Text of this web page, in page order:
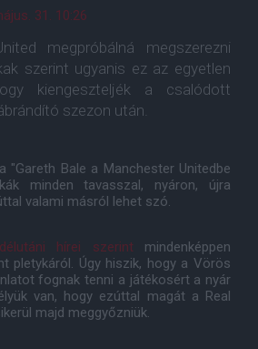
31. 10:26
megpróbálná megszerezni
szerint ugyanis ez az egyetlen
kiengeszteljék a csalódott
szezon után.
"Gareth Bale a Manchester Unitedbe
minden tavasszal, nyáron, újra
valami másról lehet szó.
hírei szerintmindenképpen
pletykáról. Úgy hiszik, hogy a Vörös
fognak tenni a játékosért a nyár
van, hogy ezúttal magát a Real
majd meggyőzniük.